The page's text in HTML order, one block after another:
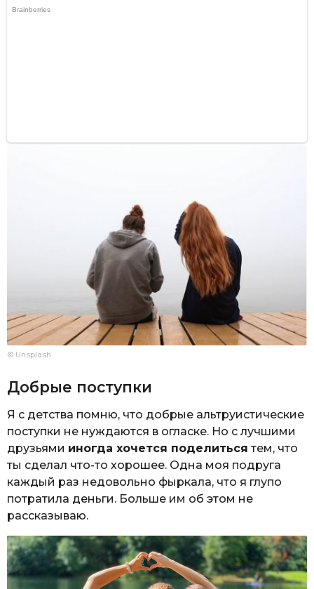
© Unsplash
Добрые поступки
Я с детства помню, что добрые альтруистические
поступки не нуждаются в огласке. Но с лучшими
друзьями иногда хочется поделиться тем, что
ты сделал что-то хорошее. Одна моя подруга
каждый раз недовольно фыркала, что я глупо
потратила деньги. Больше им об этом не
рассказываю.